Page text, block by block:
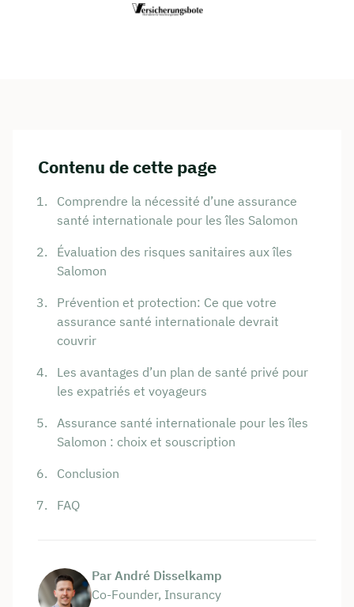
Contenu de cette page
Comprendre la nécessité d’une assurance
santé internationale pour les îles Salomon
Évaluation des risques sanitaires aux îles
Salomon
Prévention et protection: Ce que votre
assurance santé internationale devrait
couvrir
Les avantages d’un plan de santé privé pour
les expatriés et voyageurs
Assurance santé internationale pour les îles
Salomon : choix et souscription
Conclusion
FAQ
Par André Disselkamp
Co-Founder, Insurancy